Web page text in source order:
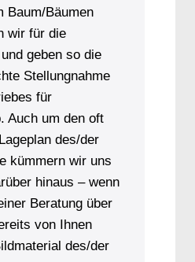
Baum/Bäumen
wir für die
geben so die
Stellungnahme
für
Auch um den oft
des/der
kümmern wir uns
hinaus – wenn
Beratung über
von Ihnen
des/der